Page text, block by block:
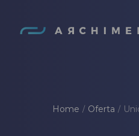
Home / Oferta /